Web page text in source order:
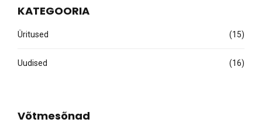
KATEGOORIA
Üritused (15)
Uudised (16)
Võtmesõnad